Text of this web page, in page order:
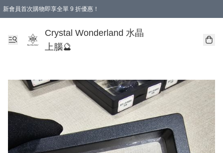
新會員首次購物即享全單 9 折優惠！
Crystal Wonderland 水晶
上腦🔮